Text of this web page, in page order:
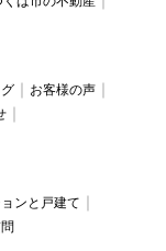
お客様の声
ンと戸建て